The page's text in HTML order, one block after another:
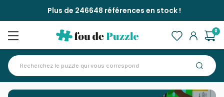
Plus de 246648 références en stock !
0